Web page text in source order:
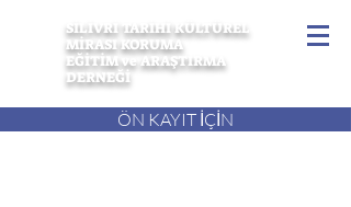
SİLİVRİ TARİHİ KÜLTÜREL
MİRASI KORUMA
EĞİTİM ve ARAŞTIRMA
DERNEĞİ
ÖN KAYIT İÇİN